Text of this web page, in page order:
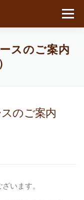
メニュ
スのご案内
のご案内
います。